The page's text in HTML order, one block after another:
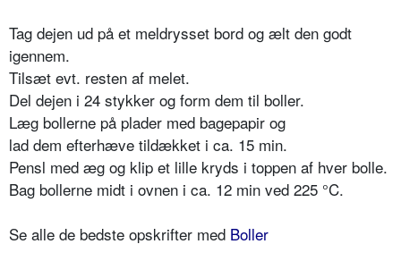
Tag dejen ud på et meldrysset bord og ælt den godt
igennem.
Tilsæt evt. resten af melet.
Del dejen i 24 stykker og form dem til boller.
Læg bollerne på plader med bagepapir og
lad dem efterhæve tildækket i ca. 15 min.
Pensl med æg og klip et lille kryds i toppen af hver bolle.
Bag bollerne midt i ovnen i ca. 12 min ved 225 °C.
Se alle de bedste opskrifter med Boller